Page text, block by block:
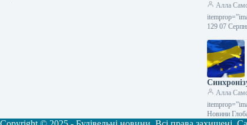
Алла
129 07
Алла
Новини